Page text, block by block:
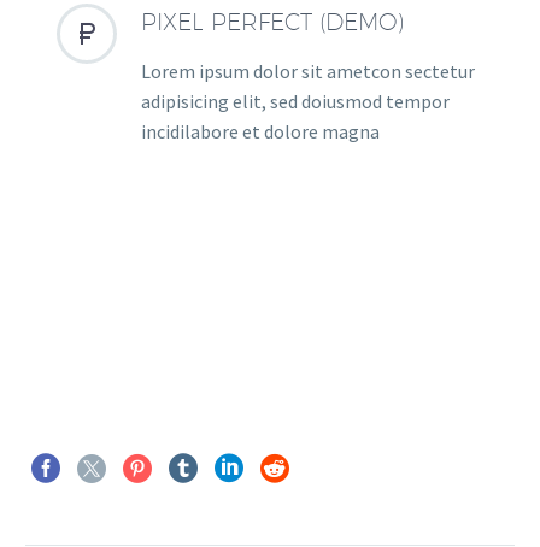

 PIXEL PERFECT (DEMO)
Lorem ipsum dolor sit ametcon sectetur
adipisicing elit, sed doiusmod tempor
incidilabore et dolore magna